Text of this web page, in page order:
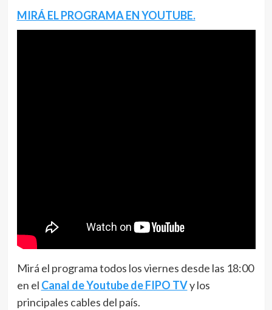
MIRÁ EL PROGRAMA EN YOUTUBE.
Mirá el programa todos los viernes desde las 18:00
en el Canal de Youtube de FIPO TVy los
principales cables del país.